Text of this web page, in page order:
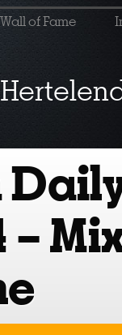
Wall of Fame
–